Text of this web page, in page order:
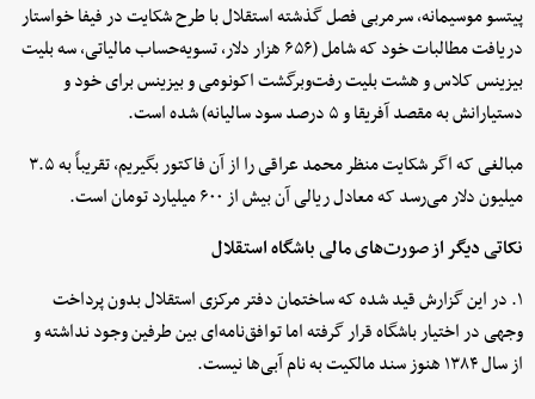
پیتسو موسیمانه، سرمربی فصل گذشته استقلال با طرح شکایت در فیفا خواستار
دریافت مطالبات خود که شامل (۶۵۶ هزار دلار، تسویه‌حساب مالیاتی، سه بلیت
بیزینس کلاس و هشت بلیت رفت‌وبرگشت اکونومی و بیزینس برای خود و
دستیارانش به مقصد آفریقا و ۵ درصد سود سالیانه) شده است.
مبالغی که اگر شکایت منظر محمد عراقی را از آن فاکتور بگیریم، تقریباً به ۳.۵
میلیون دلار می‌رسد که معادل ریالی آن بیش از ۶۰۰ میلیارد تومان است.
نکاتی دیگر از صورت‌های مالی باشگاه استقلال
۱. در این گزارش قید شده که ساختمان دفتر مرکزی استقلال بدون پرداخت
وجهی در اختیار باشگاه قرار گرفته اما توافق‌نامه‌ای بین طرفین وجود نداشته و
از سال ۱۳۸۴ هنوز سند مالکیت به نام آبی‌ها نیست.